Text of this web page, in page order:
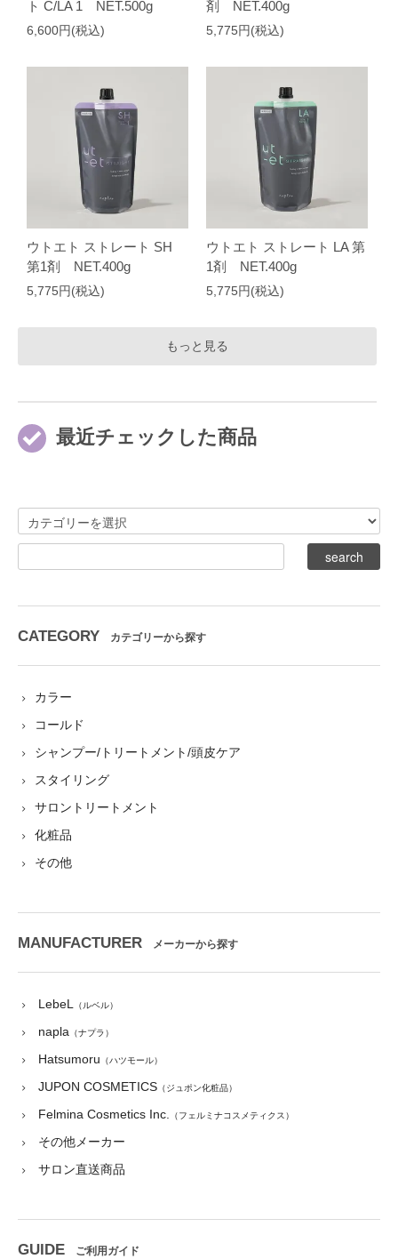
ト C/LA 1 NET.500g
6,600円(税込)
剤 NET.400g
5,775円(税込)
ウトエト ストレート SH
第1剤 NET.400g
5,775円(税込)
ウトエト ストレート LA 第
1剤 NET.400g
5,775円(税込)
もっと見る
最近チェックした商品
CATEGORY カテゴリーから探す
カラー
コールド
シャンプー/トリートメント/頭皮ケア
スタイリング
サロントリートメント
化粧品
その他
MANUFACTURER メーカーから探す
LebeL （ルベル）
napla （ナプラ）
Hatsumoru （ハツモール）
JUPON COSMETICS （ジュポン化粧品）
Felmina Cosmetics Inc. （フェルミナコスメティクス）
その他メーカー
サロン直送商品
GUIDE ご利用ガイド